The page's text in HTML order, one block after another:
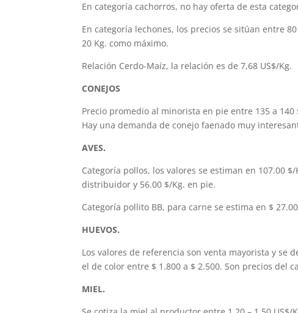
En categoría cachorros, no hay oferta de esta
En categoría lechones, los precios se sitúan entre
20 Kg. como máximo.
Relación Cerdo-Maíz, la relación es de 7,68 US$/Kg.
CONEJOS
Precio promedio al minorista en pie entre 135 a
Hay una demanda de conejo faenado muy
AVES.
Categoría pollos, los valores se estiman en 107.00
distribuidor y 56.00 $/Kg. en pie.
Categoría pollito BB, para carne se estima en $
HUEVOS.
Los valores de referencia son venta mayorista y se
el de color entre $ 1.800 a $ 2.500. Son precios del
MIEL.